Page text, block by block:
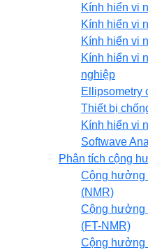
Kính hiển vi
Kính hiển vi
Kính hiển vi
Kính hiển vi
nghiệp
Ellipsometry
Thiết bị
Kính hiển vi
Softwave
Phân tích cộng
Cộng hưởng
(NMR)
Cộng hưởng
(FT-NMR)
Cộng hưởng